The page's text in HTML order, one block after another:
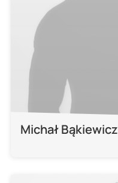
Michał Bąkiewicz